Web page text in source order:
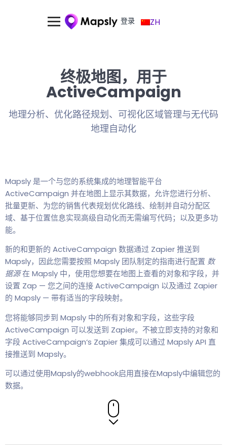
登录 ZH
终极地图，用于
ActiveCampaign
地理分析、优化路径规划、可视化区域管理与无代码
地理自动化
Mapsly 是一个与您的系统集成的地理智能平台
ActiveCampaign 并在地图上显示其数据，允许您进行分析、
批量更新、为您的销售代表规划优化路线、绘制并自动分配区
域、基于位置信息实现高级自动化而无需编写代码；以及更多功
能。
新的和更新的 ActiveCampaign 数据通过 Zapier 推送到
Mapsly，因此您需要按照 Mapsly 团队制定的指南进行配置 数
据源在 Mapsly 中，使用您想要在地图上查看的对象和字段，并
设置 Zap — 您之间的连接 ActiveCampaign 以及通过 Zapier
的 Mapsly — 带有适当的字段映射。
您将能够同步到 Mapsly 中的所有对象和字段，这些字段
ActiveCampaign 可以发送到 Zapier。不被立即支持的对象和
字段 ActiveCampaign‘s Zapier 集成可以通过 Mapsly API 直
接推送到 Mapsly。
可以通过使用Mapsly的webhook启用直接在Mapsly中编辑您的
数据。